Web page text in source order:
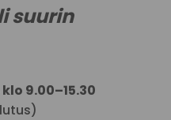
suurin
klo 9.00–15.30